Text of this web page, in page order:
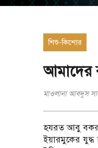
শিশু-কিশোর
আমাদের
মাওলানা আবদুস
হযরত আবু
ইয়ারমুকের